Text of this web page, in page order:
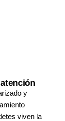
y
viven la